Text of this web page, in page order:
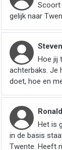
Scoort
gelijk naar
Hoe jij
achterbaks. Je
doet, hoe en
Het is
in de basis
Twente. Heeft